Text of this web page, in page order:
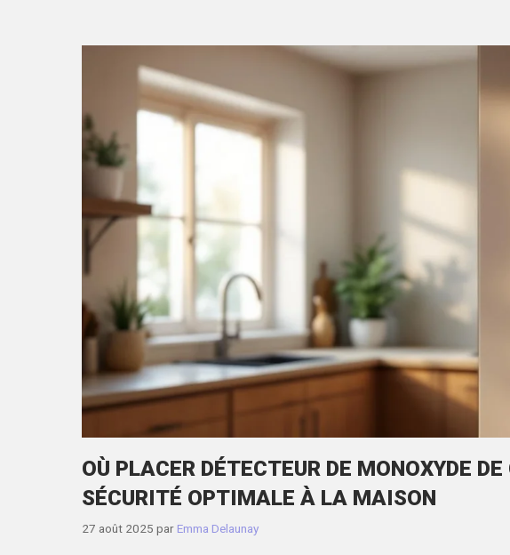
OÙ PLACER DÉTECTEUR DE MONOXYDE
SÉCURITÉ OPTIMALE À LA MAISON
27 août 2025 par Emma Delaunay